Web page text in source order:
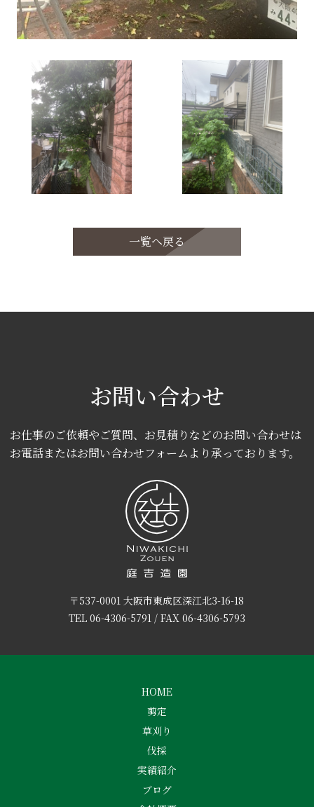
一覧へ戻る
お問い合わせ
お仕事のご依頼やご質問、お見積りなどのお問い合わせは
お電話またはお問い合わせフォームより承っております。
〒537-0001 大阪市東成区深江北3-16-18
TEL06-4306-5791/ FAX 06-4306-5793
HOME
剪定
草刈り
伐採
実績紹介
ブログ